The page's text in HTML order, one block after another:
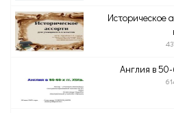
Историческое
Англия в 50-